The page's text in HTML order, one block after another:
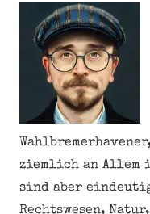
ziemlich an Allem
sind aber
Rechtswesen,